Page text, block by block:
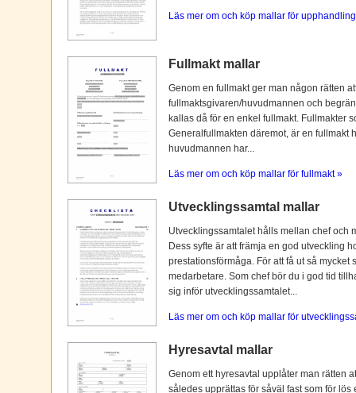
Läs mer om och köp mallar för
Fullmakt mallar
Genom en fullmakt ger man någon rätten
fullmaktsgivaren/huvudmannen och
kallas då för en enkel fullmakt. Fullmakter
Generalfullmakten däremot, är en fullmakt
huvudmannen har...
Läs mer om och köp mallar för fullmakt »
Utvecklingssamtal mallar
Utvecklingssamtalet hålls mellan chef och
Dess syfte är att främja en god utveckling
prestationsförmåga. För att få ut så
medarbetare. Som chef bör du i god tid
sig inför utvecklingssamtalet...
Läs mer om och köp mallar för
Hyresavtal mallar
Genom ett hyresavtal upplåter man rätten
således upprättas för såväl fast som för